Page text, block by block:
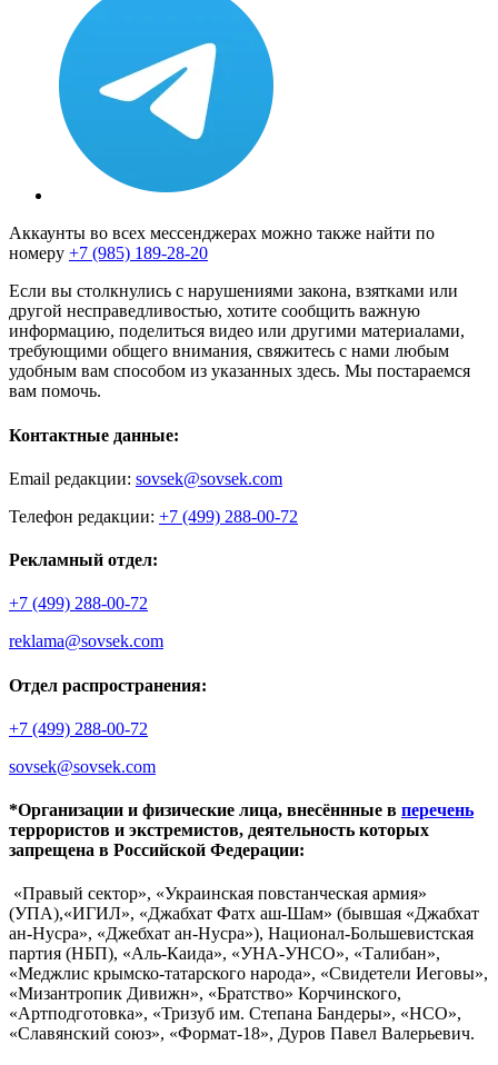
Аккаунты во всех мессенджерах можно также найти по
номеру +7 (985) 189-28-20
Если вы столкнулись с нарушениями закона, взятками или
другой несправедливостью, хотите сообщить важную
информацию, поделиться видео или другими материалами,
требующими общего внимания, свяжитесь с нами любым
удобным вам способом из указанных здесь. Мы постараемся
вам помочь.
Контактные данные:
Email редакции: sovsek@sovsek.com
Телефон редакции: +7 (499) 288-00-72
Рекламный отдел:
+7 (499) 288-00-72
reklama@sovsek.com
Отдел распространения:
+7 (499) 288-00-72
sovsek@sovsek.com
*Организации и физические лица, внесённные в перечень
террористов и экстремистов, деятельность которых
запрещена в Российской Федерации:
«Правый сектор», «Украинская повстанческая армия»
(УПА),«ИГИЛ», «Джабхат Фатх аш-Шам» (бывшая «Джабхат
ан-Нусра», «Джебхат ан-Нусра»), Национал-Большевистская
партия (НБП), «Аль-Каида», «УНА-УНСО», «Талибан»,
«Меджлис крымско-татарского народа», «Свидетели Иеговы»,
«Мизантропик Дивижн», «Братство» Корчинского,
«Артподготовка», «Тризуб им. Степана Бандеры», «НСО»,
«Славянский союз», «Формат-18», Дуров Павел Валерьевич.